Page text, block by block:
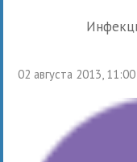
02 августа 2013, 11:00